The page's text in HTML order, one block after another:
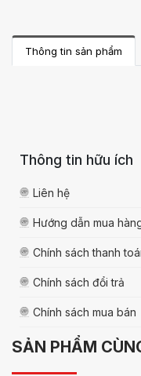
Thông tin sản phẩm
Thông tin hữu ích
Liên hệ
Hướng dẫn mua
Chính sách thanh
Chính sách đổi trả
Chính sách mua bán
SẢN PHẨM